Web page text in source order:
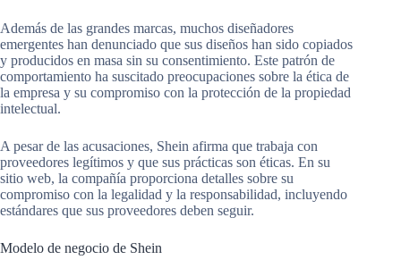
Además de las grandes marcas, muchos diseñadores
emergentes han denunciado que sus diseños han sido copiados
y producidos en masa sin su consentimiento. Este patrón de
comportamiento ha suscitado preocupaciones sobre la ética de
la empresa y su compromiso con la protección de la propiedad
intelectual.
A pesar de las acusaciones, Shein afirma que trabaja con
proveedores legítimos y que sus prácticas son éticas. En su
sitio web, la compañía proporciona detalles sobre su
compromiso con la legalidad y la responsabilidad, incluyendo
estándares que sus proveedores deben seguir.
Modelo de negocio de Shein